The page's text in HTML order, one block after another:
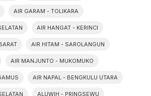
AIR GARAM - TOLIKARA
AIR HANGAT - KERINCI
AIR HITAM - SAROLANGUN
AIR MANJUNTO - MUKOMUKO
AIR NAPAL - BENGKULU UTARA
ALUWIH - PRINGSEWU